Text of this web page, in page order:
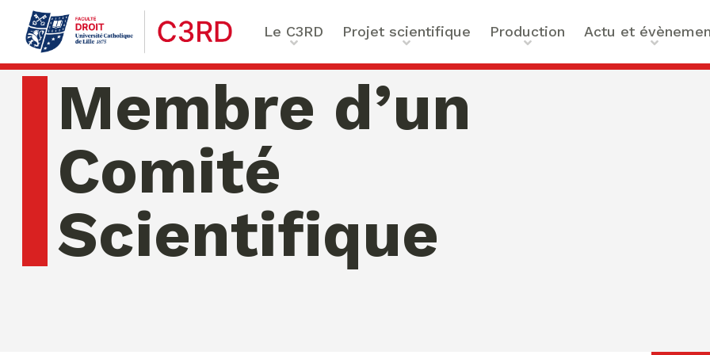
Le C3RD
Qui sommes-nous ?
Nos chercheurs
Chaire Enfance & familles
Chaire Droit & éthique de la santé
numérique
Chaire Ethique des affaires –
Projet scientifique
Le projet scientifique
Vulnérabilités
Ethique des Organisations
Production
Ouvrages
Articles et contributions
Actu et
Actualités
Membre d’un
Comité
Scientifique